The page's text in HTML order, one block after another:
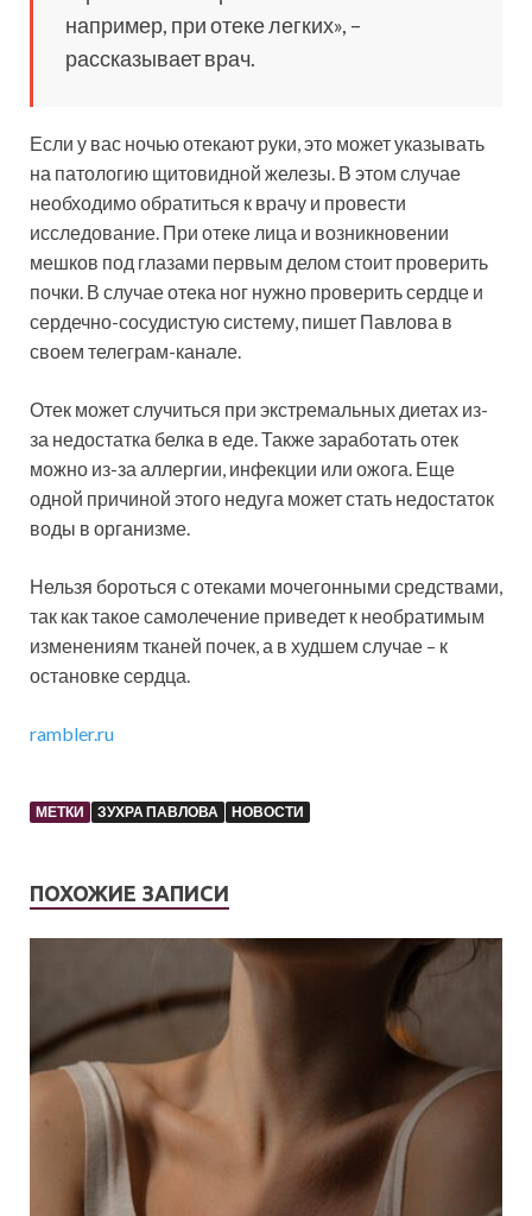
например, при отеке легких», –
рассказывает врач.
Если у вас ночью отекают руки, это может указывать
на патологию щитовидной железы. В этом случае
необходимо обратиться к врачу и провести
исследование. При отеке лица и возникновении
мешков под глазами первым делом стоит проверить
почки. В случае отека ног нужно проверить сердце и
сердечно-сосудистую систему, пишет Павлова в
своем телеграм-канале.
Отек может случиться при экстремальных диетах из-
за недостатка белка в еде. Также заработать отек
можно из-за аллергии, инфекции или ожога. Еще
одной причиной этого недуга может стать недостаток
воды в организме.
Нельзя бороться с отеками мочегонными средствами,
так как такое самолечение приведет к необратимым
изменениям тканей почек, а в худшем случае – к
остановке сердца.
rambler.ru
МЕТКИ ЗУХРА ПАВЛОВА НОВОСТИ
ПОХОЖИЕ ЗАПИСИ